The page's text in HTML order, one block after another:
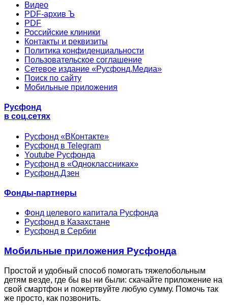
Видео
PDF-архив Ъ
PDF
Российские клиники
Контакты и реквизиты
Политика конфиденциальности
Пользовательское соглашение
Сетевое издание «Русфонд.Медиа»
Поиск по сайту
Мобильные приложения
Русфонд
в соц.сетях
Русфонд «ВКонтакте»
Русфонд в Telegram
Youtube Русфонда
Русфонд в «Одноклассниках»
Русфонд.Дзен
Фонды-партнеры
Фонд целевого капитала Русфонда
Русфонд в Казахстане
Русфонд в Сербии
Мобильные приложения Русфонда
Простой и удобный способ помогать тяжелобольным
детям везде, где бы вы ни были: скачайте приложение на
свой смартфон и пожертвуйте любую сумму. Помочь так
же просто, как позвонить.